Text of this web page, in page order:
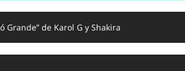
Grande” de Karol G y Shakira